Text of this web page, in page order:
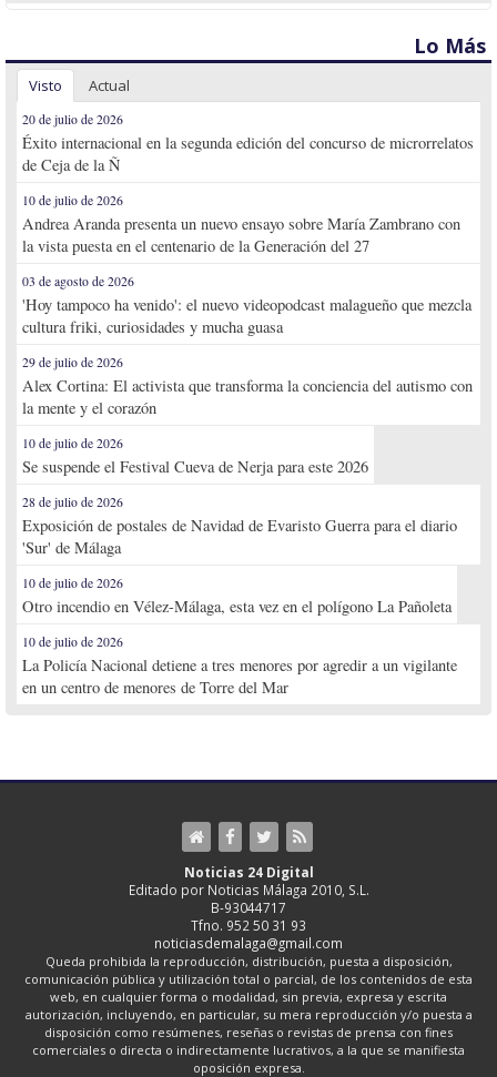
Lo Más
Visto Actual
20 de julio de 2026
Éxito internacional en la segunda edición del concurso de microrrelatos
de Ceja de la Ñ
10 de julio de 2026
Andrea Aranda presenta un nuevo ensayo sobre María Zambrano con
la vista puesta en el centenario de la Generación del 27
03 de agosto de 2026
'Hoy tampoco ha venido': el nuevo videopodcast malagueño que mezcla
cultura friki, curiosidades y mucha guasa
29 de julio de 2026
Alex Cortina: El activista que transforma la conciencia del autismo con
la mente y el corazón
10 de julio de 2026
Se suspende el Festival Cueva de Nerja para este 2026
28 de julio de 2026
Exposición de postales de Navidad de Evaristo Guerra para el diario
'Sur' de Málaga
10 de julio de 2026
Otro incendio en Vélez-Málaga, esta vez en el polígono La Pañoleta
10 de julio de 2026
La Policía Nacional detiene a tres menores por agredir a un vigilante
en un centro de menores de Torre del Mar
Noticias 24 Digital
Editado por Noticias Málaga 2010, S.L.
B-93044717
Tfno. 952 50 31 93
noticiasdemalaga@gmail.com
Queda prohibida la reproducción, distribución, puesta a disposición,
comunicación pública y utilización total o parcial, de los contenidos de esta
web, en cualquier forma o modalidad, sin previa, expresa y escrita
autorización, incluyendo, en particular, su mera reproducción y/o puesta a
disposición como resúmenes, reseñas o revistas de prensa con fines
comerciales o directa o indirectamente lucrativos, a la que se manifiesta
oposición expresa.